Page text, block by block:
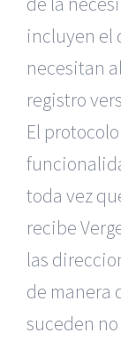
incluyen el
necesitan
registro
El
toda vez
recibe
las
de manera
suceden